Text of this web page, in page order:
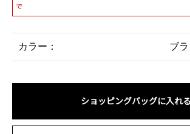
で
カラー： ブ
ショッピングバッグに入れる